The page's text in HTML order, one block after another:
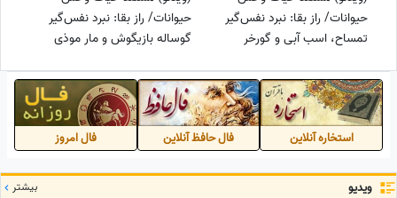
حیوانات/ راز بقا: نبرد نفس‌گیر
تمساح، اسب آبی و گورخر
حیوانات/ راز بقا: نبرد نفس‌گیر
گوساله بازیگوش و مار موذی
استخاره آنلاین فال حافظ آنلاین فال امروز
ویدیو بیشتر